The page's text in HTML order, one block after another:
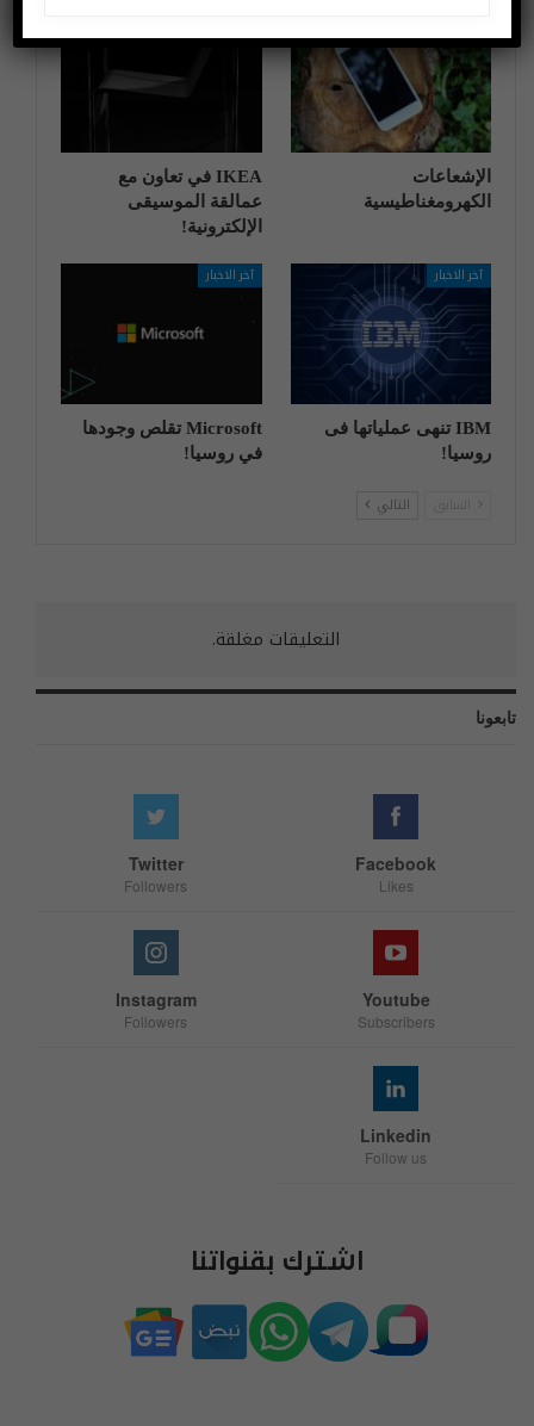
الإشعاعات
الكهرومغناطيسية
IKEA في تعاون مع
عمالقة الموسيقى
الإلكترونية!
آخر الاخبار
IBM تنهی عملیاتها فی
روسیا!
آخر الاخبار
Microsoft تقلص وجودها
في روسيا!
التالي
التعليقات مغلقة.
تابعونا
Facebook
Likes
Twitter
Followers
Youtube
Subscribers
Instagram
Followers
Linkedin
Follow us
اشترك بقنواتنا